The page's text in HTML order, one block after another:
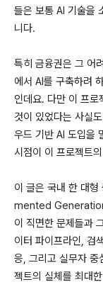
들은 보통 AI 기술을
니다.
특히 금융권은 그 어
에서 AI를 구축하려
인데요. 다만 이 프로
것이 있었다는 사실
우드 기반 AI 도입을
시점이 이 프로젝트
이 글은 국내 한 대
mented
이 직면한 문제들과
이터 파이프라인, 검
응, 그리고 실무자 중
젝트의 실체를 최대